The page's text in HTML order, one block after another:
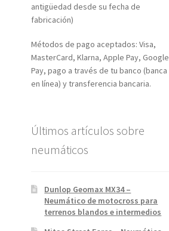
antigüedad desde su fecha de
fabricación)
Métodos de pago aceptados: Visa,
MasterCard, Klarna, Apple Pay, Google
Pay, pago a través de tu banco (banca
en línea) y transferencia bancaria.
Últimos artículos sobre
neumáticos
Dunlop Geomax MX34 –
Neumático de motocross para
terrenos blandos e intermedios